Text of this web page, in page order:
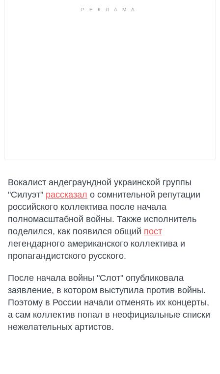
Вокалист андеграундной украинской группы
"Силуэт" рассказал о сомнительной репутации
российского коллектива после начала
полномасштабной войны. Также исполнитель
поделился, как появился общий пост
легендарного американского коллектива и
пропагандистского русского.
После начала войны "Слот" опубликовала
заявление, в котором выступила против войны.
Поэтому в России начали отменять их концерты,
а сам коллектив попал в неофициальные списки
нежелательных артистов.